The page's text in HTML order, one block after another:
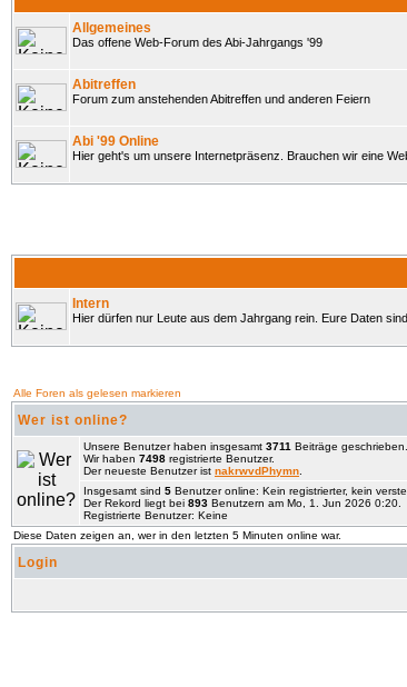
Allgemeines
Das offene Web-Forum des Abi-Jahrgangs '99
Abitreffen
Forum zum anstehenden Abitreffen und anderen Feiern
Abi '99 Online
Hier geht's um unsere Internetpräsenz. Brauchen wir eine
Intern
Hier dürfen nur Leute aus dem Jahrgang rein. Eure Daten
Alle Foren als gelesen markieren
Wer ist online?
Unsere Benutzer haben insgesamt 3711 Beiträge geschrieben.
Wir haben 7498 registrierte Benutzer.
Der neueste Benutzer ist nakrwvdPhymn
Insgesamt sind 5 Benutzer online: Kein registrierter, kein
Der Rekord liegt bei 893 Benutzern am Mo, 1. Jun 2026 0:20.
Registrierte Benutzer: Keine
Diese Daten zeigen an, wer in den letzten 5 Minuten online war.
Login